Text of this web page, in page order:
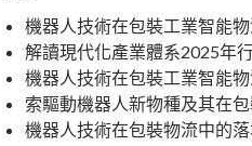
機器人技術在包裝工業智能
解讀現代化產業體系2025年
機器人技術在包裝工業智能
索驅動機器人新物種及其在
機器人技術在包裝物流中的